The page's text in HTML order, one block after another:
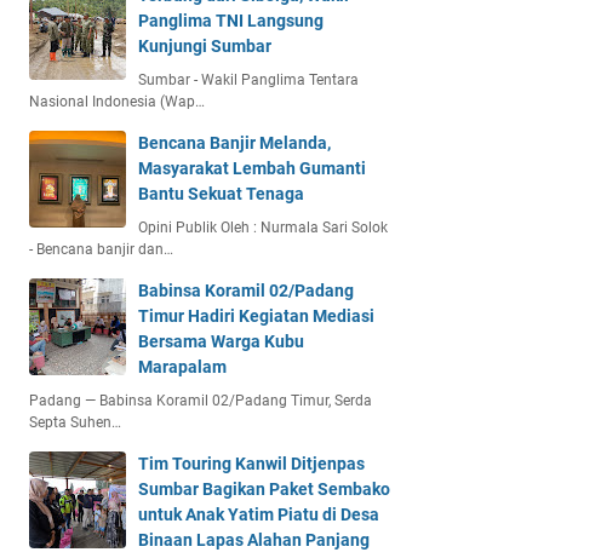
Panglima TNI Langsung
Kunjungi Sumbar
Sumbar - Wakil Panglima Tentara
Nasional Indonesia (Wap…
Bencana Banjir Melanda,
Masyarakat Lembah Gumanti
Bantu Sekuat Tenaga
Opini Publik Oleh : Nurmala Sari Solok
- Bencana banjir dan…
Babinsa Koramil 02/Padang
Timur Hadiri Kegiatan Mediasi
Bersama Warga Kubu
Marapalam
Padang — Babinsa Koramil 02/Padang Timur, Serda
Septa Suhen…
Tim Touring Kanwil Ditjenpas
Sumbar Bagikan Paket Sembako
untuk Anak Yatim Piatu di Desa
Binaan Lapas Alahan Panjang